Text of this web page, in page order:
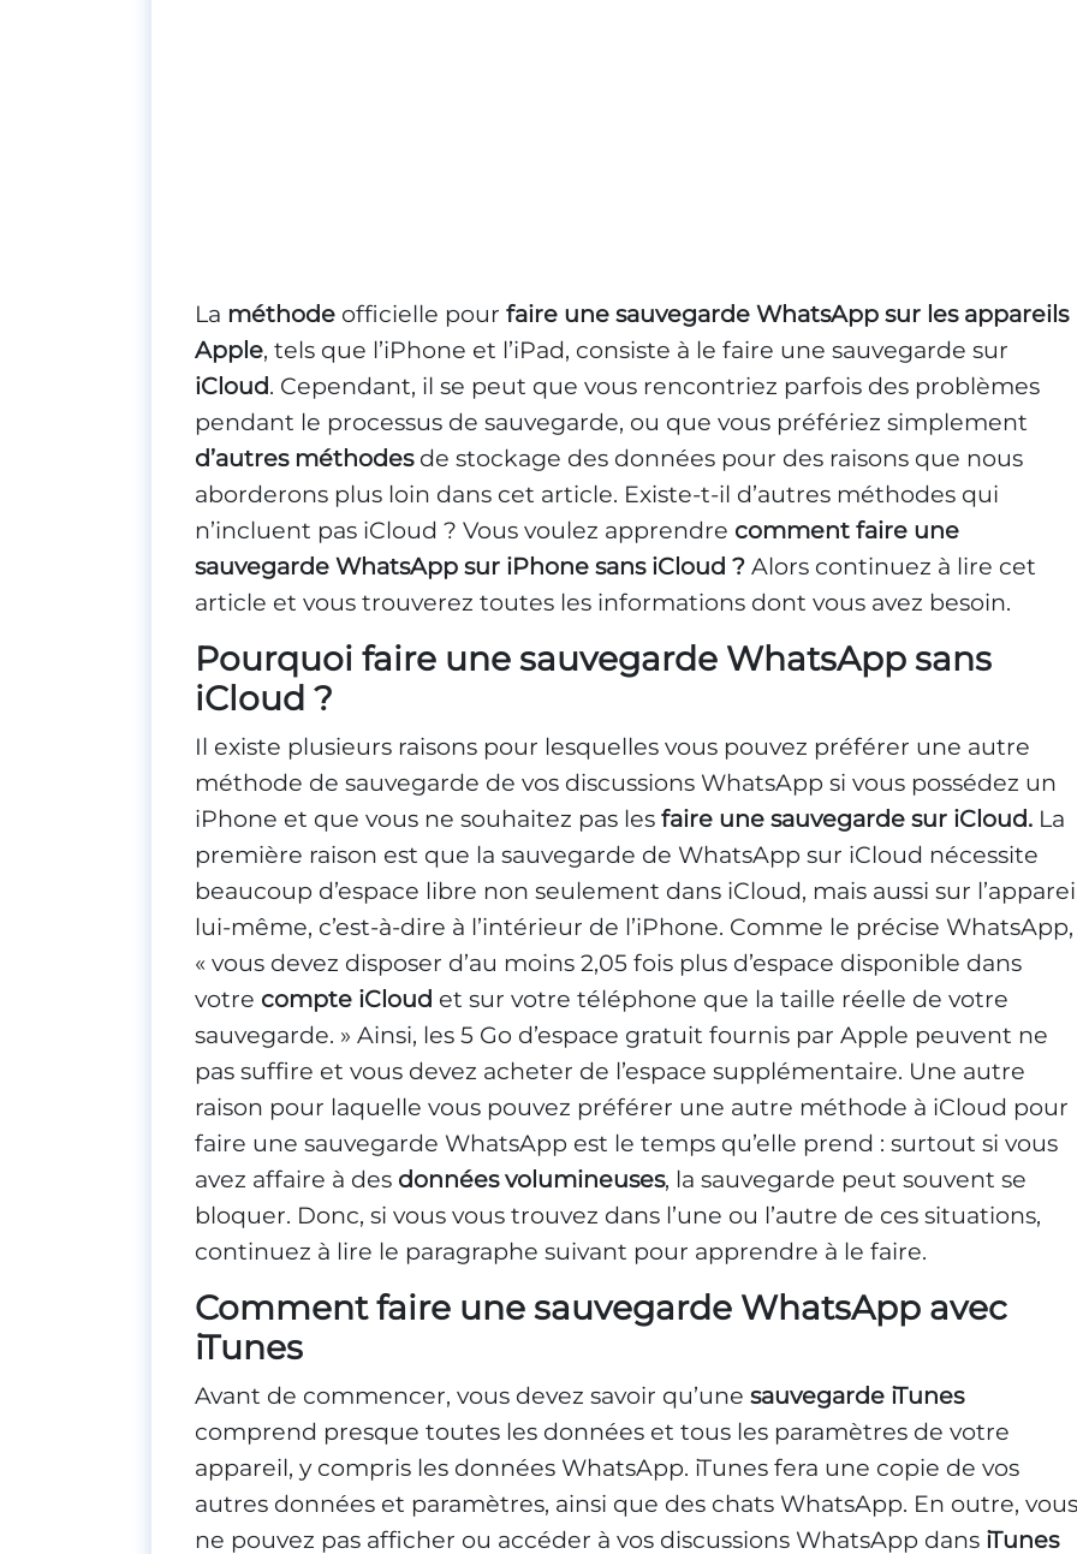
La méthode officielle pour faire une sauvegarde WhatsApp sur les appareils
Apple, tels que l’iPhone et l’iPad, consiste à le faire une sauvegarde sur
iCloud. Cependant, il se peut que vous rencontriez parfois des problèmes
pendant le processus de sauvegarde, ou que vous préfériez simplement
d’autres méthodesde stockage des données pour des raisons que nous
aborderons plus loin dans cet article. Existe-t-il d’autres méthodes qui
n’incluent pas iCloud ? Vous voulez apprendre comment faire une
sauvegarde WhatsApp sur iPhone sans iCloud ? Alors continuez à lire cet
article et vous trouverez toutes les informations dont vous avez besoin.
Pourquoi faire une sauvegarde WhatsApp sans
iCloud ?
Il existe plusieurs raisons pour lesquelles vous pouvez préférer une autre
méthode de sauvegarde de vos discussions WhatsApp si vous possédez un
iPhone et que vous ne souhaitez pas les faire une sauvegarde sur iCloud. La
première raison est que la sauvegarde de WhatsApp sur iCloud nécessite
beaucoup d’espace libre non seulement dans iCloud, mais aussi sur
lui-même, c’est-à-dire à l’intérieur de l’iPhone. Comme le précise WhatsApp,
« vous devez disposer d’au moins 2,05 fois plus d’espace disponible dans
votre compte iCloud et sur votre téléphone que la taille réelle de votre
sauvegarde. » Ainsi, les 5 Go d’espace gratuit fournis par Apple peuvent ne
pas suffire et vous devez acheter de l’espace supplémentaire. Une autre
raison pour laquelle vous pouvez préférer une autre méthode à iCloud pour
faire une sauvegarde WhatsApp est le temps qu’elle prend : surtout si vous
avez affaire à des données volumineuses, la sauvegarde peut souvent se
bloquer. Donc, si vous vous trouvez dans l’une ou l’autre de ces situations,
continuez à lire le paragraphe suivant pour apprendre à le faire.
Comment faire une sauvegarde WhatsApp avec
iTunes
Avant de commencer, vous devez savoir qu’une sauvegarde iTunes
comprend presque toutes les données et tous les paramètres de votre
appareil, y compris les données WhatsApp. iTunes fera une copie de vos
autres données et paramètres, ainsi que des chats WhatsApp. En outre, vous
ne pouvez pas afficher ou accéder à vos discussions WhatsApp dans iTunes